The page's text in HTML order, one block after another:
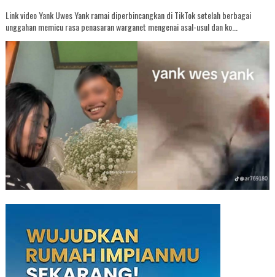
Link video Yank Uwes Yank ramai diperbincangkan di TikTok setelah berbagai
unggahan memicu rasa penasaran warganet mengenai asal-usul dan ko...